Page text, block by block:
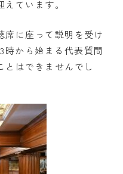
ています。
席に座って説明を受け
時から始まる代表質問
とはできませんでし